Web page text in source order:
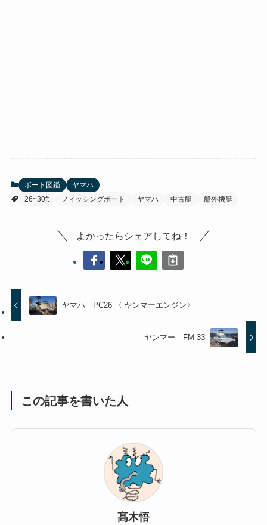
ボート図鑑
ヤマハ
26~30ft
フィッシングボート ヤマハ 中古艇 船外機艇
よかったらシェアしてね！
ヤマハ PC26 〈 ヤンマーエンジン〉
ヤンマー FM-33
この記事を書いた人
髙木悟